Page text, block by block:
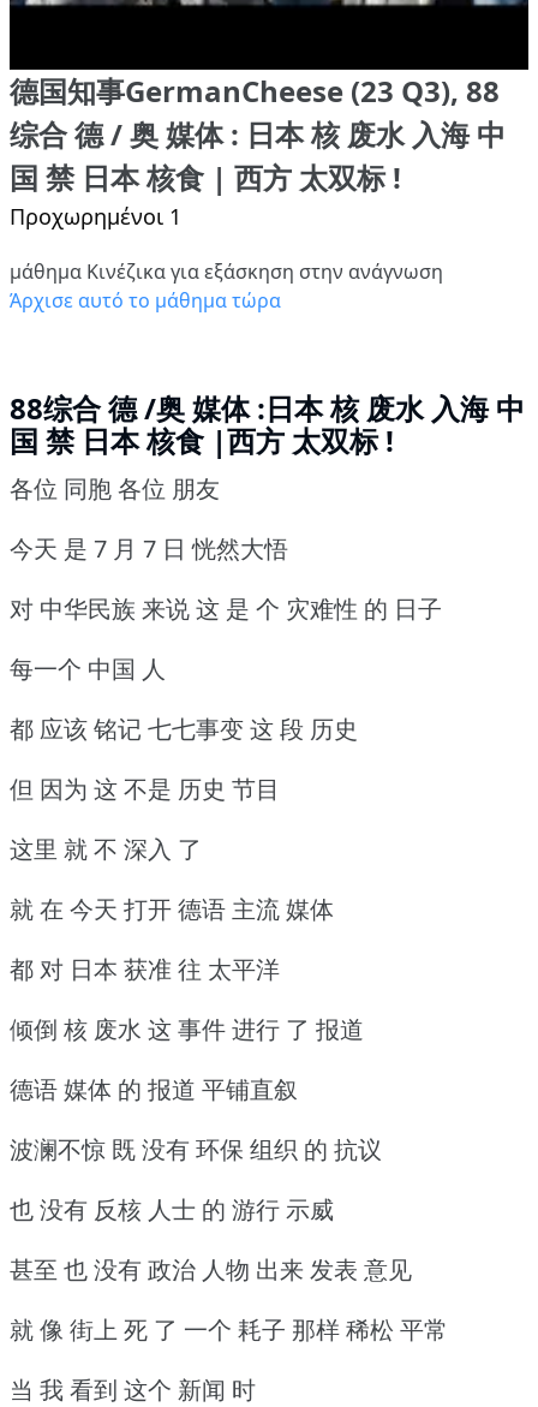
德国知事GermanCheese (23 Q3), 88
综合 德 / 奥 媒体 : 日本 核 废水 入海 中
国 禁 日本 核食 | 西方 太双标 !
Προχωρημένοι 1
μάθημα Κινέζικα για εξάσκηση στην ανάγνωση
Άρχισε αυτό το μάθημα τώρα
88综合 德 /奥 媒体 :日本 核 废水 入海 中
国 禁 日本 核食 |西方 太双标 !
各位 同胞 各位 朋友
今天 是 7 月 7 日 恍然大悟
对 中华民族 来说 这 是 个 灾难性 的 日子
每一个 中国 人
都 应该 铭记 七七事变 这 段 历史
但 因为 这 不是 历史 节目
这里 就 不 深入 了
就 在 今天 打开 德语 主流 媒体
都 对 日本 获准 往 太平洋
倾倒 核 废水 这 事件 进行 了 报道
德语 媒体 的 报道 平铺直叙
波澜不惊 既 没有 环保 组织 的 抗议
也 没有 反核 人士 的 游行 示威
甚至 也 没有 政治 人物 出来 发表 意见
就 像 街上 死 了 一个 耗子 那样 稀松 平常
当 我 看到 这个 新闻 时